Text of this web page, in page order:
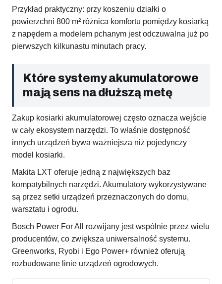
Przykład praktyczny: przy koszeniu działki o
powierzchni 800 m² różnica komfortu pomiędzy kosiarką
z napędem a modelem pchanym jest odczuwalna już po
pierwszych kilkunastu minutach pracy.
Które systemy akumulatorowe
mają sens na dłuższą metę
Zakup kosiarki akumulatorowej często oznacza wejście
w cały ekosystem narzędzi. To właśnie dostępność
innych urządzeń bywa ważniejsza niż pojedynczy
model kosiarki.
Makita LXT oferuje jedną z największych baz
kompatybilnych narzędzi. Akumulatory wykorzystywane
są przez setki urządzeń przeznaczonych do domu,
warsztatu i ogrodu.
Bosch Power For All rozwijany jest wspólnie przez wielu
producentów, co zwiększa uniwersalność systemu.
Greenworks, Ryobi i Ego Power+ również oferują
rozbudowane linie urządzeń ogrodowych.